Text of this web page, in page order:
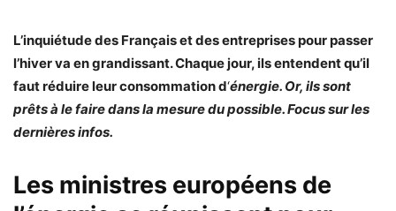
L’inquiétude des Français et des entreprises pour passer
l’hiver va en grandissant. Chaque jour, ils entendent qu’il
faut réduire leur consommation d‘énergie. Or, ils sont
prêts à le faire dans la mesure du possible. Focus sur les
dernières infos.
Les ministres européens de